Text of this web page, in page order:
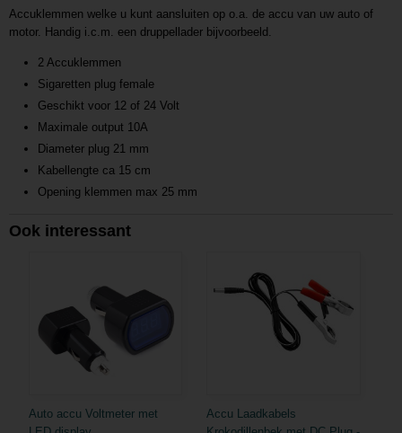
Productcode leverancier
L201704031448
Accuklemmen welke u kunt aansluiten op o.a. de accu van uw auto of
motor. Handig i.c.m. een druppellader bijvoorbeeld.
2 Accuklemmen
Sigaretten plug female
Geschikt voor 12 of 24 Volt
Maximale output 10A
Diameter plug 21 mm
Kabellengte ca 15 cm
Opening klemmen max 25 mm
Ook interessant
Auto accu Voltmeter met
Accu Laadkabels